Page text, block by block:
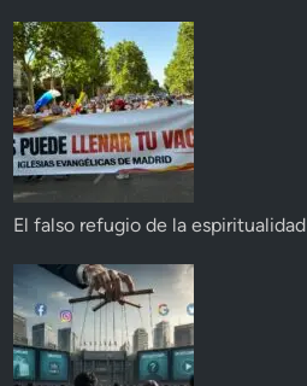
El falso refugio de la espiritualidad